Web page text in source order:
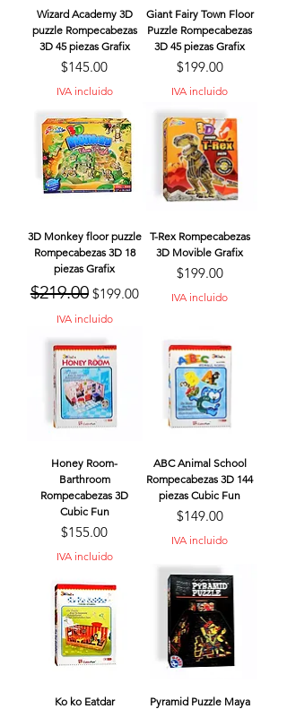
Wizard Academy 3D
puzzle Rompecabezas
3D 45 piezas Grafix
Precio
$145.00
IVA incluido
Giant Fairy Town Floor
Puzzle Rompecabezas
3D 45 piezas Grafix
Precio
$199.00
IVA incluido
3D Monkey floor puzzle
Rompecabezas 3D 18
piezas Grafix
Precio
$219.00 Precio de oferta
$199.00
IVA incluido
T-Rex Rompecabezas
3D Movible Grafix
Precio
$199.00
IVA incluido
Honey Room-
Barthroom
Rompecabezas 3D
Cubic Fun
Precio
$155.00
IVA incluido
ABC Animal School
Rompecabezas 3D 144
piezas Cubic Fun
Precio
$149.00
IVA incluido
Ko ko Eatdar
Pyramid Puzzle Maya